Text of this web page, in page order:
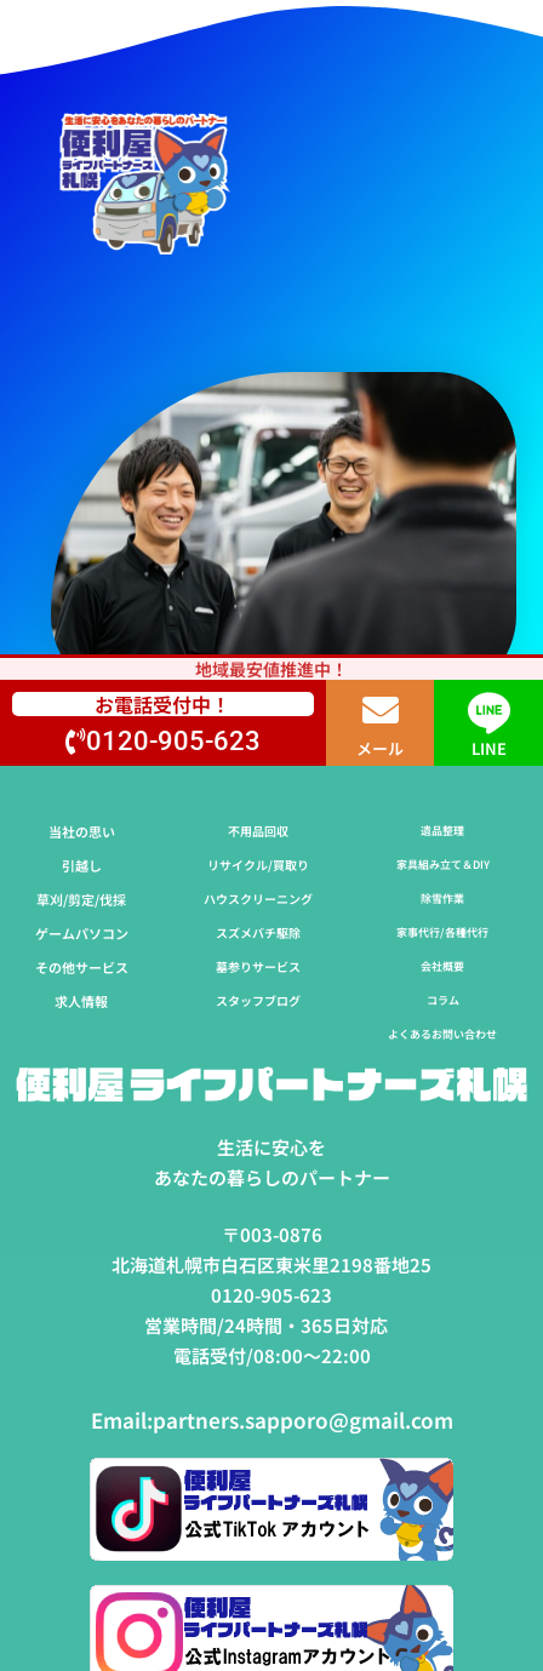
地域最安値推進中！
お電話受付中！
0120-905-623 メール LINE
当社の思い
引越し
草刈/剪定/伐採​
ゲームパソコン
その他サービス
求人情報
不用品回収
リサイクル/買取り
ハウスクリーニング
スズメバチ駆除
墓参りサービス
スタッフブログ
遺品整理
家具組み立て＆DIY
除雪作業
家事代行/各種代行
会社概要
コラム
よくあるお問い合わせ
生活に安心を
あなたの暮らしのパートナー
〒003-0876
北海道札幌市白石区東米里2198番地25
0120-905-623
営業時間/24時間・365日対応
電話受付/08:00～22:00
Email:partners.sapporo@gmail.com